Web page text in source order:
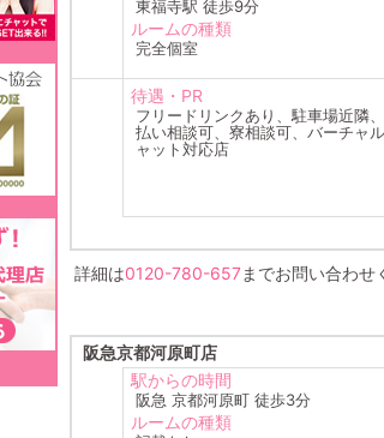
東福寺駅 徒歩9分
ルームの種類
完全個室
待遇・PR
フリードリンクあり、駐車場近隣
払い相談可、寮相談可、バーチャ
ャット対応店
詳細は0120-780-657までお問い合わせ
阪急京都河原町店
駅からの時間
阪急 京都河原町 徒歩3分
ルームの種類